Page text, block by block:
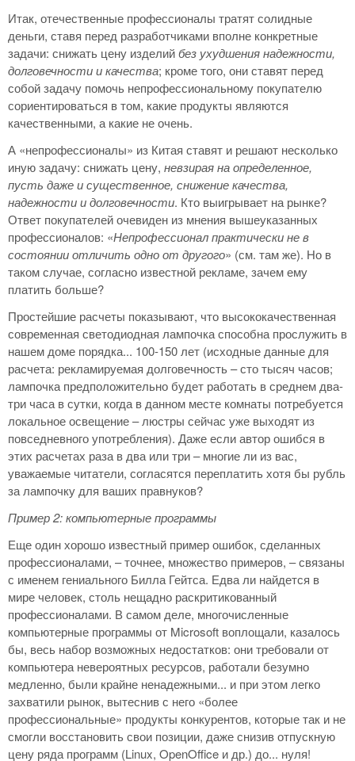
Итак, отечественные профессионалы тратят солидные
деньги, ставя перед разработчиками вполне конкретные
задачи: снижать цену изделийбез ухудшения надежности,
долговечности и качества; кроме того, они ставят перед
собой задачу помочь непрофессиональному покупателю
сориентироваться в том, какие продукты являются
качественными, а какие не очень.
А «непрофессионалы» из Китая ставят и решают несколько
иную задачу: снижать цену, невзирая на определенное,
пусть даже и существенное, снижение качества,
надежности и долговечности. Кто выигрывает на рынке?
Ответ покупателей очевиден из мнения вышеуказанных
профессионалов: «Непрофессионал практически не в
состоянии отличить одно от другого» (см. там же). Но в
таком случае, согласно известной рекламе, зачем ему
платить больше?
Простейшие расчеты показывают, что высококачественная
современная светодиодная лампочка способна прослужить в
нашем доме порядка... 100-150 лет (исходные данные для
расчета: рекламируемая долговечность – сто тысяч часов;
лампочка предположительно будет работать в среднем два-
три часа в сутки, когда в данном месте комнаты потребуется
локальное освещение – люстры сейчас уже выходят из
повседневного употребления). Даже если автор ошибся в
этих расчетах раза в два или три – многие ли из вас,
уважаемые читатели, согласятся переплатить хотя бы рубль
за лампочку для ваших правнуков?
Пример 2: компьютерные программы
Еще один хорошо известный пример ошибок, сделанных
профессионалами, – точнее, множество примеров, – связаны
с именем гениального Билла Гейтса. Едва ли найдется в
мире человек, столь нещадно раскритикованный
профессионалами. В самом деле, многочисленные
компьютерные программы от Microsoft воплощали, казалось
бы, весь набор возможных недостатков: они требовали от
компьютера невероятных ресурсов, работали безумно
медленно, были крайне ненадежными... и при этом легко
захватили рынок, вытеснив с него «более
профессиональные» продукты конкурентов, которые так и не
смогли восстановить свои позиции, даже снизив отпускную
цену ряда программ (Linux, OpenOffice и др.) до... нуля!